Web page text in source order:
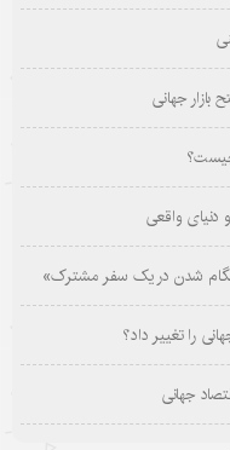
جهانی
چیست؟
دنیای واقعی
شدن در یک سفر مشترک»
را تغییر داد؟
جهانی